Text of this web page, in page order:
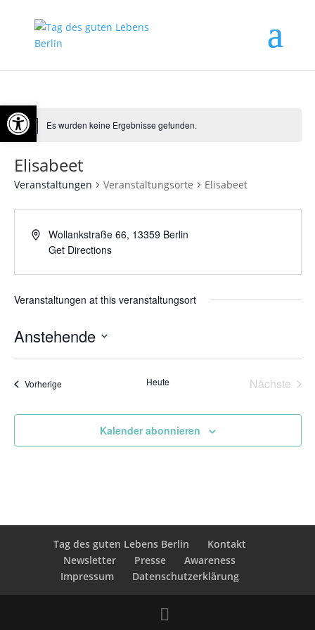
Es wurden keine Ergebnisse gefunden.
Elisabeet
Veranstaltungen Veranstaltungsorte Elisabeet
Wollankstraße 66, 13359 Berlin
Get Directions
Veranstaltungen at this veranstaltungsort
Anstehende
VorherigeVeranstaltungen Heute
Nächste
Kalender abonnieren
Tag des guten Lebens Berlin
Kontakt
Newsletter
Presse
Awareness
Impressum
Datenschutzerklärung
Open toolbar